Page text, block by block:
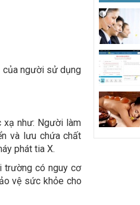
của người sử dụng
xạ như: Người làm
và lưu chứa chất
phát tia X.
trường có nguy cơ
vệ sức khỏe cho